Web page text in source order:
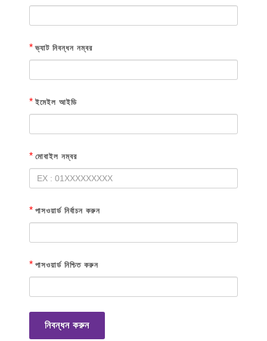
* ভ্যাট নিবন্ধন নম্বর
* ইমেইল আইডি
* মোবাইল নম্বর
* পাসওয়ার্ড নির্বাচন করুন
* পাসওয়ার্ড নিশ্চিত করুন
নিবন্ধন করুন